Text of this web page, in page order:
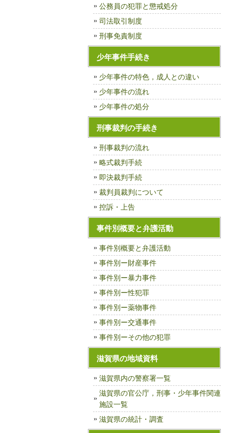
公務員の犯罪と懲戒処分
司法取引制度
刑事免責制度
少年事件手続き
少年事件の特色，成人との違い
少年事件の流れ
少年事件の処分
刑事裁判の手続き
刑事裁判の流れ
略式裁判手続
即決裁判手続
裁判員裁判について
控訴・上告
事件別概要と弁護活動
事件別概要と弁護活動
事件別ー財産事件
事件別ー暴力事件
事件別ー性犯罪
事件別ー薬物事件
事件別ー交通事件
事件別ーその他の犯罪
滋賀県の地域資料
滋賀県内の警察署一覧
滋賀県の官公庁，刑事・少年事件関連
施設一覧
滋賀県の統計・調査